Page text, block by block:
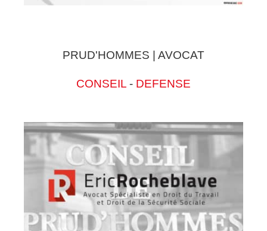
PRUD'HOMMES | AVOCAT
CONSEIL - DEFENSE